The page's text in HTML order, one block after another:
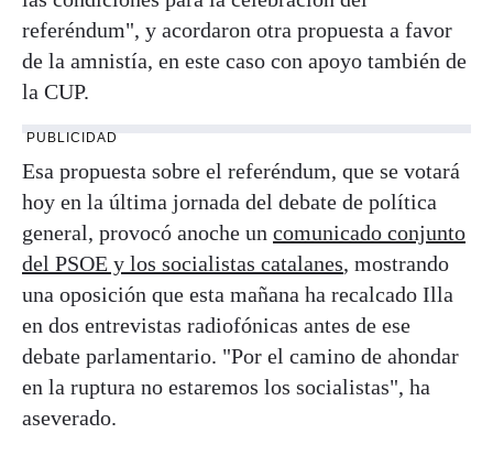
referéndum", y acordaron otra propuesta a favor
de la amnistía, en este caso con apoyo también de
la CUP.
PUBLICIDAD
Esa propuesta sobre el referéndum, que se votará
hoy en la última jornada del debate de política
general, provocó anoche un comunicado conjunto
del PSOE y los socialistas catalanes, mostrando
una oposición que esta mañana ha recalcado Illa
en dos entrevistas radiofónicas antes de ese
debate parlamentario. "Por el camino de ahondar
en la ruptura no estaremos los socialistas", ha
aseverado.